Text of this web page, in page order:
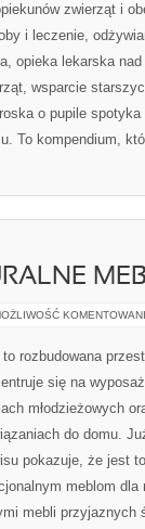
zwierząt i
i leczenie,
opieka lekarska
wsparcie
o pupile
To kompendium,
to rozbudowana
się na
młodzieżowych
do domu.
pokazuje, że jest
meblom dla
mebli